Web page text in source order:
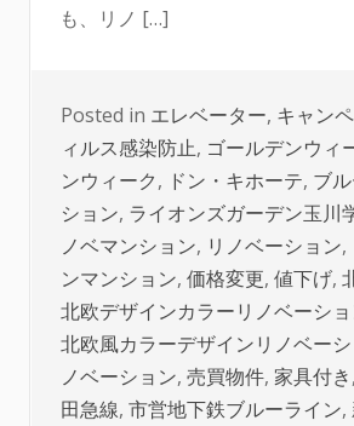
も、リノ […]
Posted in エレベーター, キャン
ィルス感染防止, ゴールデンウィ
ンウィーク, ドン・キホーテ, ブ
ション, ライオンズガーデン玉川
ノベマンション, リノベーション,
ンマンション, 価格変更, 値下げ,
北欧デザインカラーリノベーシ
北欧風カラーデザインリノベー
ノベーション, 売買物件, 家具付き,
田急線, 市営地下鉄ブルーライン,